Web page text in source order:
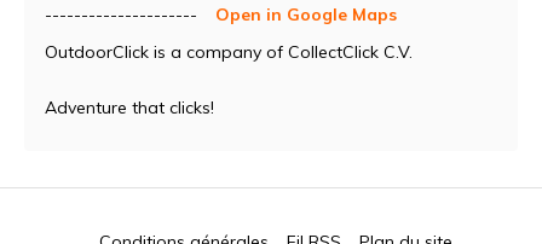
---------------------
Open in Google Maps
OutdoorClick is a company of CollectClick C.V.
Adventure that clicks!